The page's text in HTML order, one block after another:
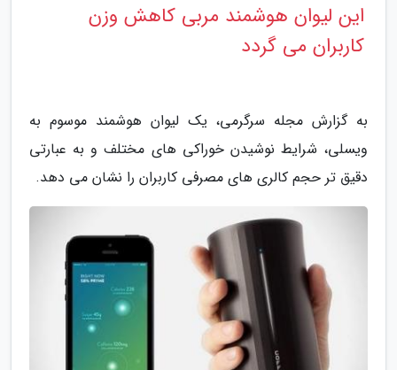
این لیوان هوشمند مربی کاهش وزن
کاربران می گردد
به گزارش مجله سرگرمی، یک لیوان هوشمند موسوم به
ویسلی، شرایط نوشیدن خوراکی های مختلف و به عبارتی
دقیق تر حجم کالری های مصرفی کاربران را نشان می دهد.